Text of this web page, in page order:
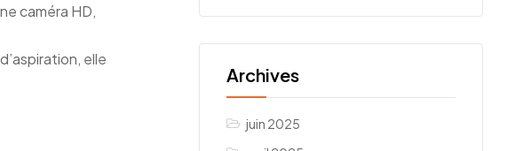
caméra HD,
elle
Archives
juin 2025